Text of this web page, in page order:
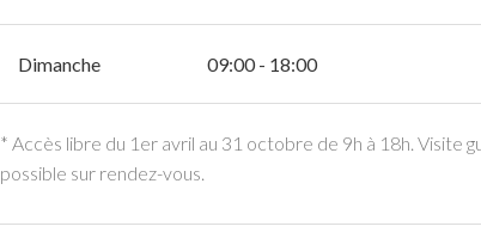
Dimanche 09:00 - 18:00
* Accès libre du 1er avril au 31 octobre de 9h à 18h. Visite
possible sur rendez-vous.